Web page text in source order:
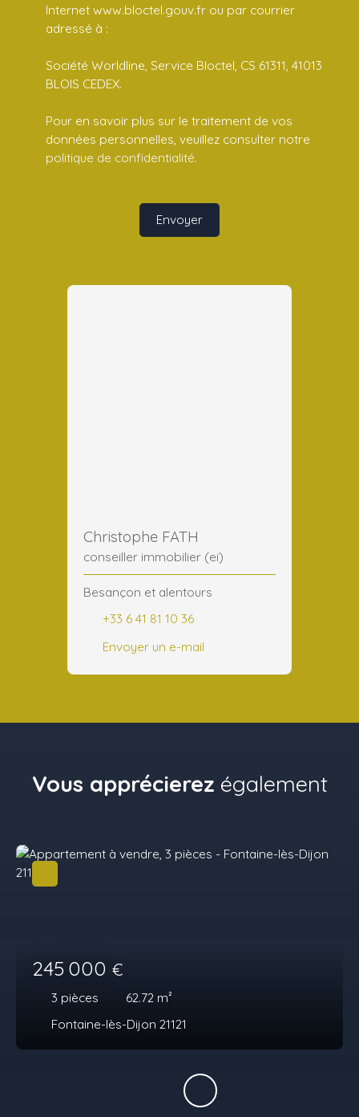
Internet www.bloctel.gouv.fr ou par courrier
adressé à :
Société Worldline, Service Bloctel, CS 61311, 41013
BLOIS CEDEX.
Pour en savoir plus sur le traitement de vos
données personnelles, veuillez consulter notre
politique de confidentialité.
Envoyer
Christophe FATH
conseiller immobilier (ei)
Besançon et alentours
+33 6 41 81 10 36
Envoyer un e-mail
Vous apprécierez également
245 000 €
3 pièces 62.72 m²
Fontaine-lès-Dijon 21121